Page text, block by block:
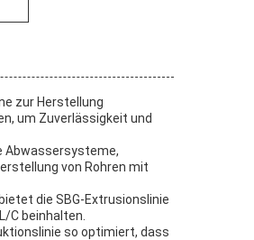
zur Herstellung
um Zuverlässigkeit und
Abwassersysteme,
von Rohren mit
die SBG-Extrusionslinie
C beinhalten.
so optimiert, dass